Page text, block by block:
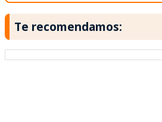
Te recomendamos: